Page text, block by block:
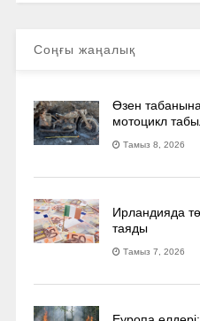
Соңғы жаңалық
Өзен
мотоцикл
Тамыз 8, 2026
Ирландияда
таяды
Тамыз 7, 2026